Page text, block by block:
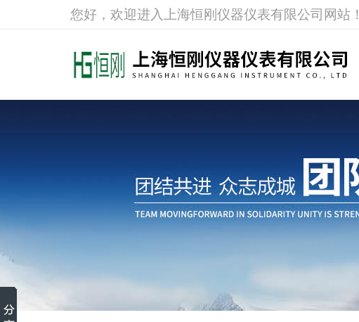
您好，欢迎进入上海恒刚仪器仪表有限公司网站！